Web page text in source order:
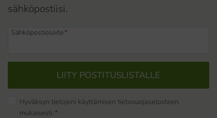
sähköpostiisi.
Sähköpostiosoite*
LIITY POSTITUSLISTALLE
Hyväksyn tietojeni käyttämisen tietosuojaselosteen
mukaisesti. *